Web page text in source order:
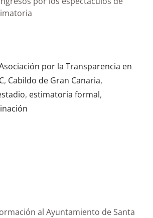
por la Transparencia en
, Cabildo de Gran Canaria,
, estimatoria formal,
al Ayuntamiento de Santa